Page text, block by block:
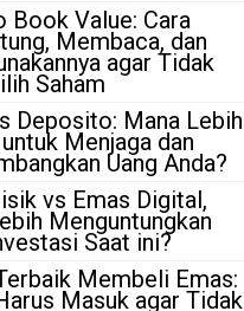
Book Value: Cara
Membaca, dan
agar Tidak
Saham
Deposito: Mana Lebih
Menjaga dan
Uang Anda?
vs Emas Digital,
Menguntungkan
Saat ini?
Membeli Emas:
Masuk agar Tidak